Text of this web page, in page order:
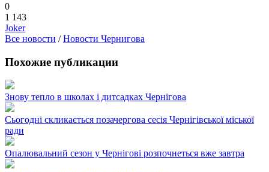
0
1 143
Joker
Все новости /Новости Чернигова
Похожие публикации
Знову тепло в школах і дитсадках Чернігова
Сьогодні скликається позачергова сесія Чернігівської міської
ради
Опалювальний сезон у Чернігові розпочнеться вже завтра